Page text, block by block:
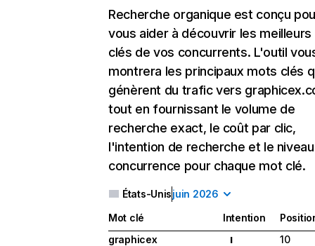
Recherche organique est conçu
vous aider à découvrir les
clés de vos concurrents. L'outil
montrera les principaux mots clés
génèrent du trafic vers
tout en fournissant le volume de
recherche exact, le coût par clic,
l'intention de recherche et le
concurrence pour chaque mot clé.
États-Unisjuin 2026
Mot clé Intention
graphicex
I
10